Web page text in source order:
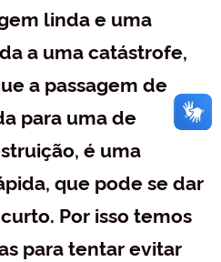
linda e uma
a uma catástrofe,
a passagem de
para uma de
é uma
que pode se dar
Por isso temos
para tentar evitar